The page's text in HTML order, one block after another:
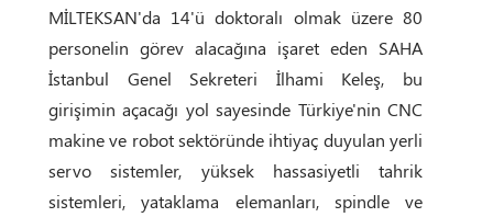
MİLTEKSAN'da 14'ü doktoralı olmak üzere 80
personelin görev alacağına işaret eden SAHA
İstanbul Genel Sekreteri İlhami Keleş, bu
girişimin açacağı yol sayesinde Türkiye'nin CNC
makine ve robot sektöründe ihtiyaç duyulan yerli
servo sistemler, yüksek hassasiyetli tahrik
sistemleri, yataklama elemanları, spindle ve